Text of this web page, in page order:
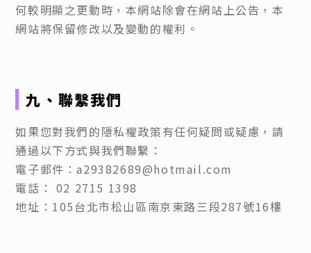
何較明顯之更動時，本網站除會在網站上公告，本
網站將保留修改以及變動的權利。
九、聯繫我們
如果您對我們的隱私權政策有任何疑問或疑慮，請
通過以下方式與我們聯繫：
電子郵件：a29382689@hotmail.com
電話： 02 2715 1398
地址：105台北市松山區南京東路三段287號16樓